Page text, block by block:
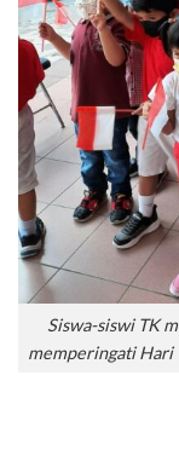
Siswa-siswi TK
memperingati Hari